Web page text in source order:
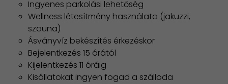
Ingyenes parkolási lehetőség
Wellness létesítmény használata (jakuzzi,
szauna)
Ásványvíz bekészítés érkezéskor
Bejelentkezés 15 órától
Kijelentkezés 11 óráig
Kisállatokat ingyen fogad a szálloda